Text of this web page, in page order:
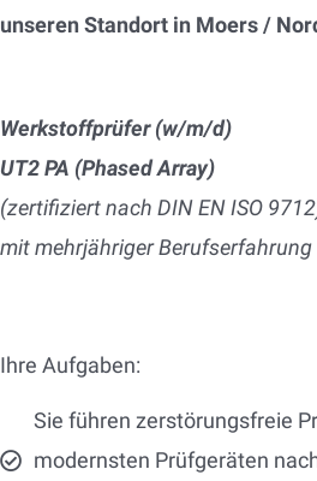
unseren Standort in Moers /
Werkstoffprüfer (w/m/d)
UT2 PA (Phased Array)
(zertifiziert nach DIN EN ISO
mit mehrjähriger Berufserfahrung
Ihre Aufgaben:
Sie führen zerstörungsfreie
modernsten Prüfgeräten